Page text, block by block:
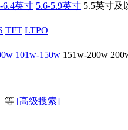
6.4英寸 5.6-5.9英寸 5.5英寸及
TFT LTPO
101w-150w 151w-200w
等 [高级搜索]